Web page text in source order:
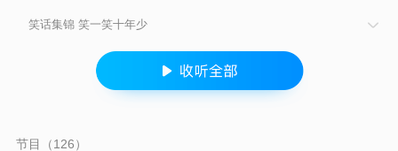
笑话集锦 笑一笑十年少
节目（126）